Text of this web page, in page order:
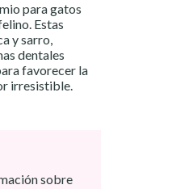
para gatos
Estas
y sarro,
dentales
favorecer la
irresistible.
sobre